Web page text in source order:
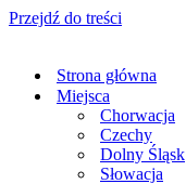
Przejdź do treści
Strona główna
Miejsca
Chorwacja
Czechy
Dolny Śląsk
Słowacja